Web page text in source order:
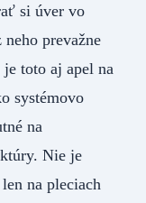
si úver vo
prevažne
toto aj apel na
systémovo
na
Nie je
na pleciach